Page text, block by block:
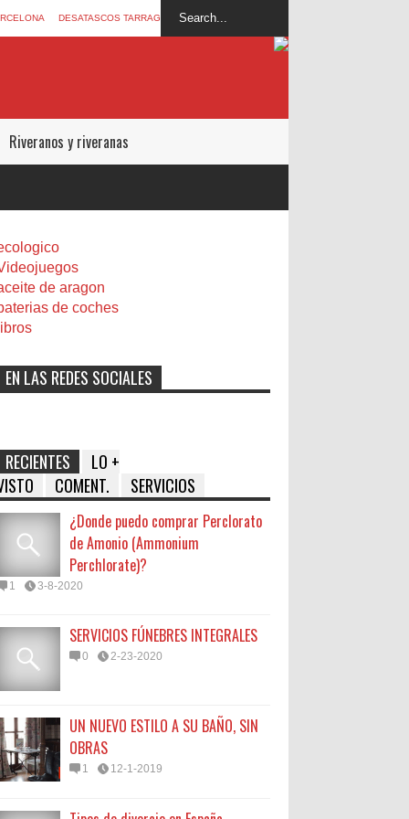
DESATASCOS TARRAGONA
Riveranos y riveranas
de aragon
de coches
libros
EN LAS REDES SOCIALES
RECIENTES
LO +
COMENT. SERVICIOS
¿Donde puedo comprar Perclorato
de Amonio (Ammonium
Perchlorate)?
1 3-8-2020
SERVICIOS FÚNEBRES INTEGRALES
0 2-23-2020
UN NUEVO ESTILO A SU BAÑO, SIN
OBRAS
1 12-1-2019